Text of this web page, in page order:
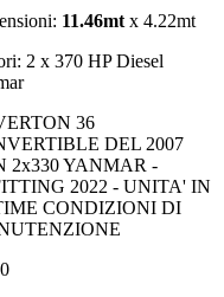
11.46mt x 4.22mt
2 x 370 HP Diesel
36
DEL 2007
2x330 YANMAR -
2022 - UNITA' IN
CONDIZIONI DI